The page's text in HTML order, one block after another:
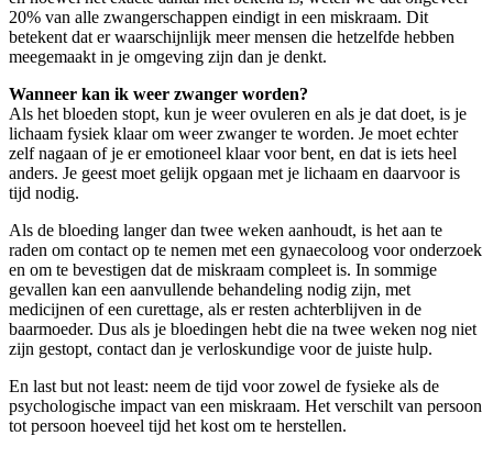
20% van alle zwangerschappen eindigt in een miskraam. Dit
betekent dat er waarschijnlijk meer mensen die hetzelfde hebben
meegemaakt in je omgeving zijn dan je denkt.
Wanneer kan ik weer zwanger worden?
Als het bloeden stopt, kun je weer ovuleren en als je dat doet, is je
lichaam fysiek klaar om weer zwanger te worden. Je moet echter
zelf nagaan of je er emotioneel klaar voor bent, en dat is iets heel
anders. Je geest moet gelijk opgaan met je lichaam en daarvoor is
tijd nodig.
Als de bloeding langer dan twee weken aanhoudt, is het aan te
raden om contact op te nemen met een gynaecoloog voor onderzoek
en om te bevestigen dat de miskraam compleet is. In sommige
gevallen kan een aanvullende behandeling nodig zijn, met
medicijnen of een curettage, als er resten achterblijven in de
baarmoeder. Dus als je bloedingen hebt die na twee weken nog niet
zijn gestopt, contact dan je verloskundige voor de juiste hulp.
En last but not least: neem de tijd voor zowel de fysieke als de
psychologische impact van een miskraam. Het verschilt van persoon
tot persoon hoeveel tijd het kost om te herstellen.